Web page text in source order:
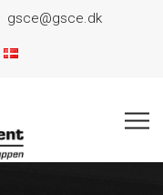
gsce@gsce.dk